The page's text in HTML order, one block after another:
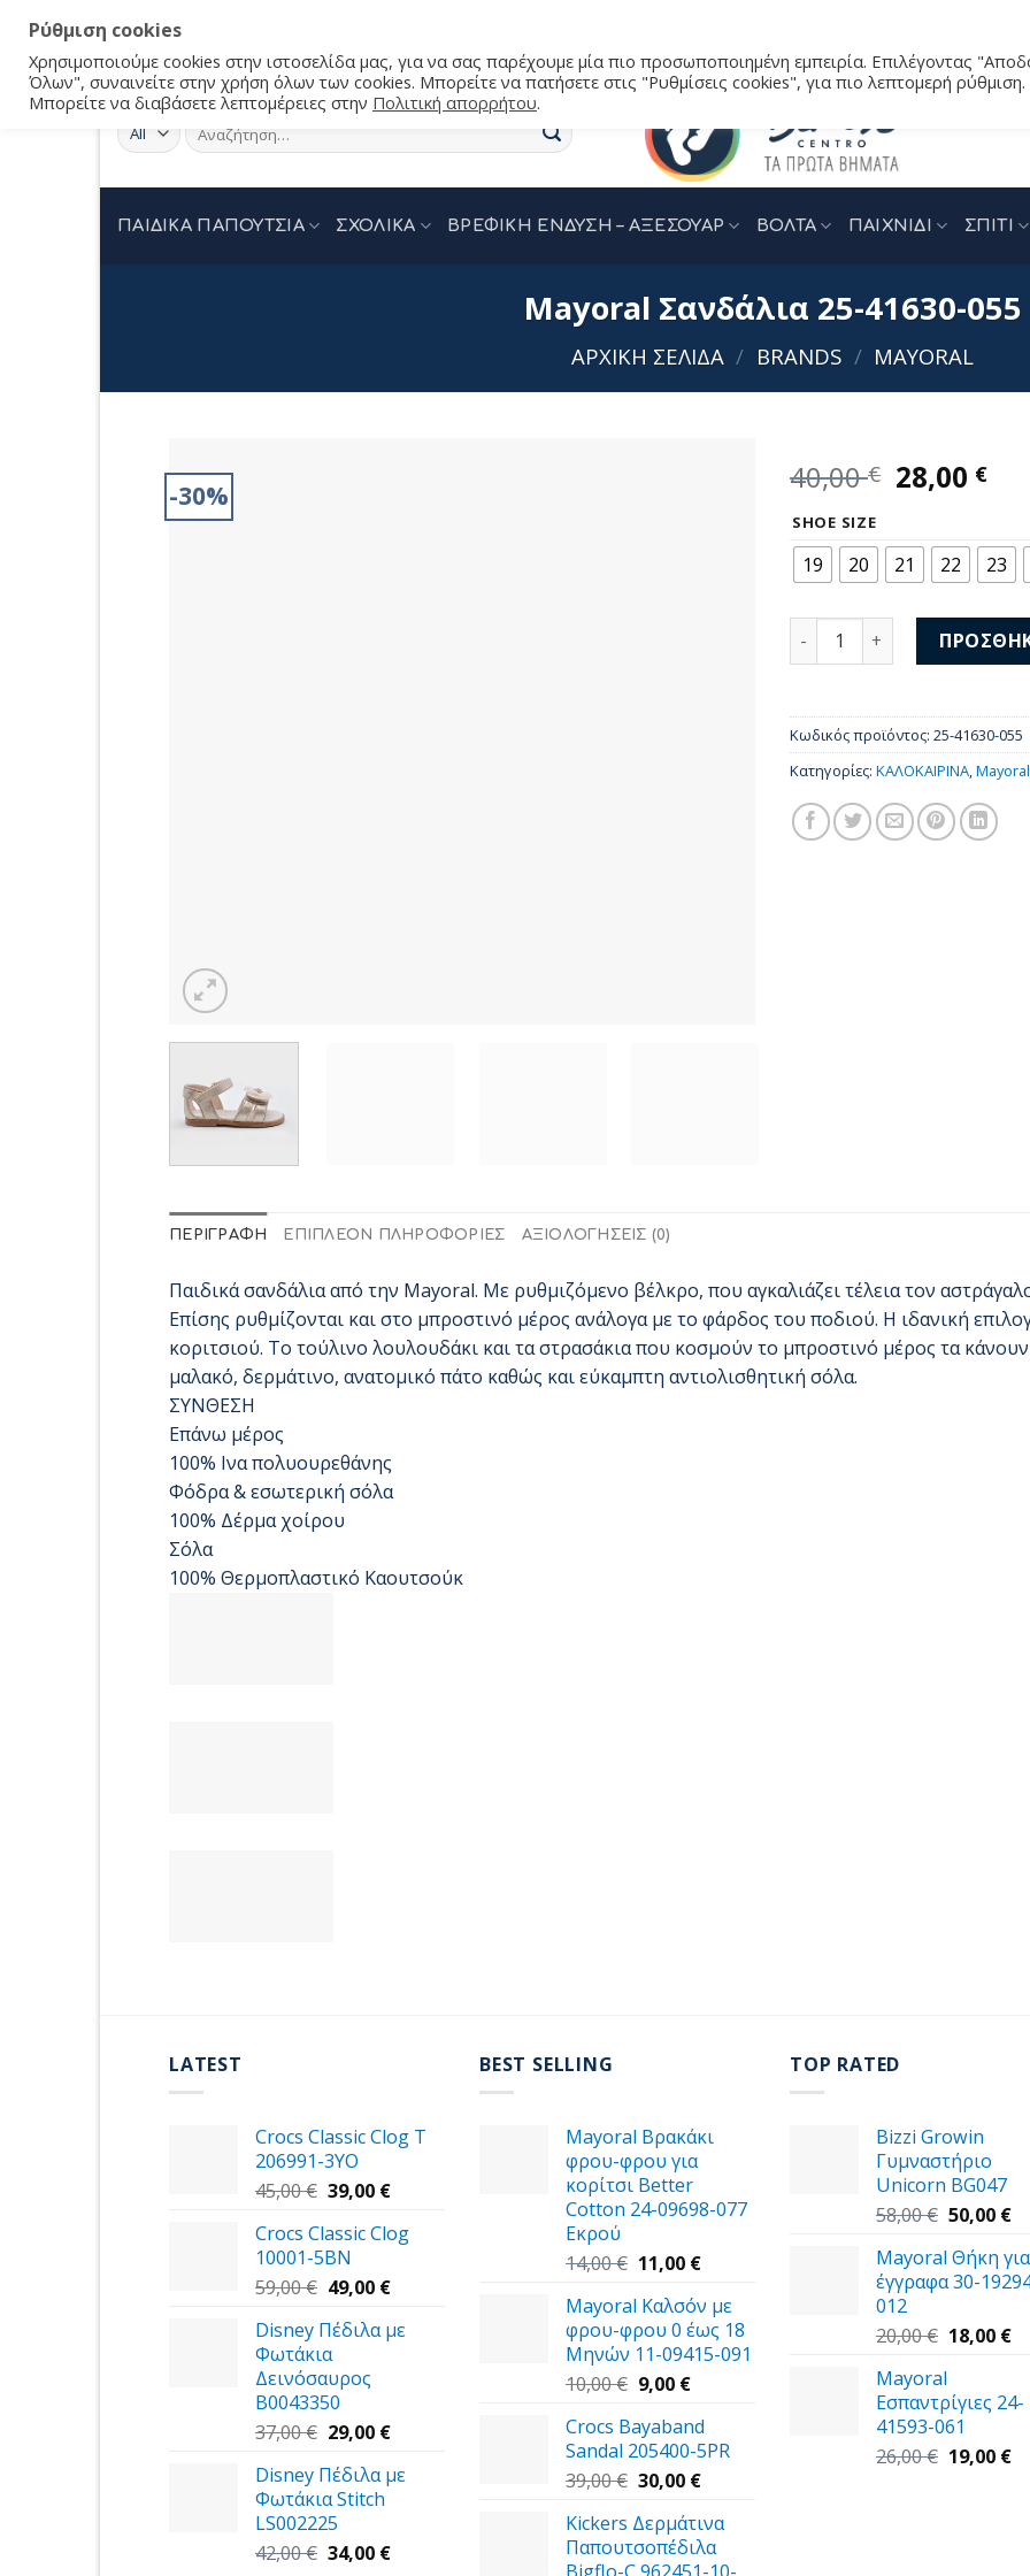
Αναζήτηση
για:
ΠΑΙΔΙΚΑ ΠΑΠΟΥΤΣΙΑ ΣΧΟΛΙΚΑ ΒΡΕΦΙΚΗ ΕΝΔΥΣΗ – ΑΞΕΣΟΥΑΡ ΒΟΛΤΑ ΠΑΙΧΝΙΔΙ ΣΠΙΤΙ
Mayoral Σανδάλια 25-41630-055
ΑΡΧΙΚΉ ΣΕΛΊΔΑ / BRANDS / MAYORAL
-30% 40,00€ Original
price
40,00 €.
28,00 €Η
SHOE SIZE
19 20 21 22 23
Mayoral Σανδάλια 25-
Κωδικός προϊόντος: 25-41630-055
Κατηγορίες: ΚΑΛΟΚΑΙΡΙΝΑ,Mayoral
ΠΕΡΙΓΡΑΦΉ ΕΠΙΠΛΈΟΝ ΠΛΗΡΟΦΟΡΊΕΣ ΑΞΙΟΛΟΓΉΣΕΙΣ (0)
Παιδικά σανδάλια από την Mayoral. Με ρυθμιζόμενο βέλκρο, που αγκαλιάζει τέλεια τον
Επίσης ρυθμίζονται και στο μπροστινό μέρος ανάλογα με το φάρδος του ποδιού. Η ιδανική
κοριτσιού. Το τούλινο λουλουδάκι και τα στρασάκια που κοσμούν το μπροστινό μέρος τα
μαλακό, δερμάτινο, ανατομικό πάτο καθώς και εύκαμπτη αντιολισθητική σόλα.
ΣΥΝΘΕΣΗ
Επάνω μέρος
100% Ινα πολυουρεθάνης
Φόδρα & εσωτερική σόλα
100% Δέρμα χοίρου
Σόλα
100% Θερμοπλαστικό Καουτσούκ
LATEST
Crocs Classic Clog T
206991-3YΟ
45,00€ Original
was:
45,00 €.
39,00 €Η
τιμή
39,00 €.
Crocs Classic Clog
10001-5BN
59,00€ Original
was:
59,00 €.
49,00 €Η
τιμή
Disney Πέδιλα με
Φωτάκια
Δεινόσαυρος
B0043350
37,00€ Original
was:
37,00 €.
29,00 €Η
τιμή
Disney Πέδιλα με
Φωτάκια Stitch
LS002225
42,00€ Original
34,00 €Η
BEST SELLING
Mayoral Βρακάκι
φρου-φρου για
κορίτσι Better
Cotton 24-09698-077
Εκρού
14,00€ Original
was:
14,00 €.
11,00 €Η
τιμή
είναι:
11,00 €.
Mayoral Καλσόν με
φρου-φρου 0 έως 18
Μηνών 11-09415-091
10,00€ Original
was:
10,00 €.
9,00 €Η
τιμή
είναι:
9,00 €.
Crocs Bayaband
Sandal 205400-5PR
39,00€ Original
was:
39,00 €.
30,00 €Η
τιμή
είναι:
Kickers Δερμάτινα
Παπουτσοπέδιλα
Bigflo-C 962451-10-
TOP RATED
Bizzi Growin
Γυμναστήριο
Unicorn BG047
58,00€ Original
was:
58,00 €.
50,00 €Η
Mayoral Θήκη για
έγγραφα 30-
012
20,00€ Original
was:
20,00 €.
18,00 €Η
Mayoral
Εσπαντρίγιες 24-
41593-061
26,00€ Original
19,00 €Η
Ρύθμιση cookies
Χρησιμοποιούμε cookies στην ιστοσελίδα μας, για να σας παρέχουμε μία πιο προσωποποιημένη εμπειρία. Επιλέγοντας
Όλων", συναινείτε στην χρήση όλων των cookies. Μπορείτε να πατήσετε στις "Ρυθμίσεις cookies", για πιο λεπτομερή ρύθμιση.
Μπορείτε να διαβάσετε λεπτομέρειες στην Πολιτική απορρήτου.